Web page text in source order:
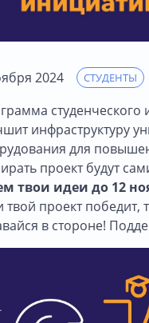
2024 СТУДЕНТЫ
инфраструктуру
для
проект будут
твои идеи до 12
твой проект
в стороне!